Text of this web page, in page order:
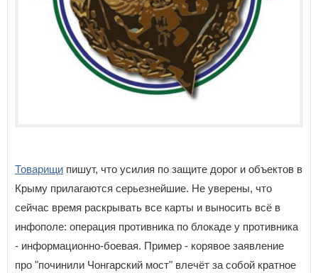
Товарищи пишут, что усилия по защите дорог и объектов в
Крыму прилагаются серьезнейшие. Не уверены, что
сейчас время раскрывать все карты и выносить всё в
инфополе: операция противника по блокаде у противника
- информационно-боевая. Пример - корявое заявление
про "починили Чонгарский мост" влечёт за собой кратное